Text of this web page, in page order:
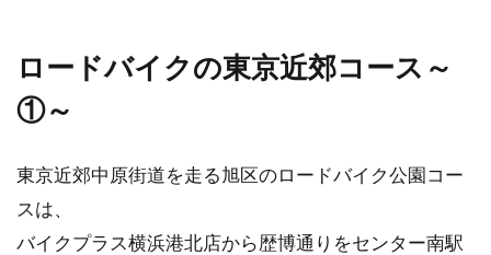
近年、自転車の盗難が大変多くなってきてま
ロードバイクの東京近郊コース～
①～
東京近郊中原街道を走る旭区のロードバイク公園コー
スは、
バイクプラス横浜港北店から歴博通りをセンター南駅